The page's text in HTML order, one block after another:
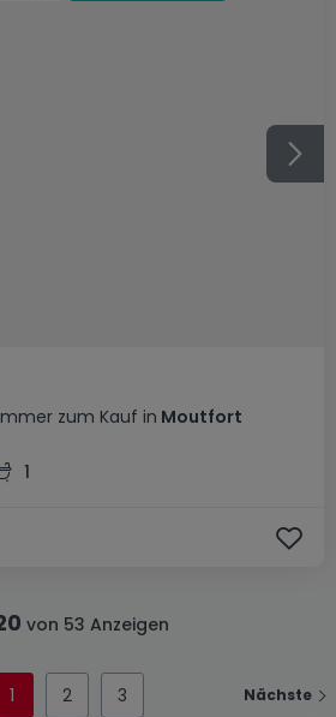
zum Kauf in Moutfort
1
von 53 Anzeigen
1 2 3 Nächste